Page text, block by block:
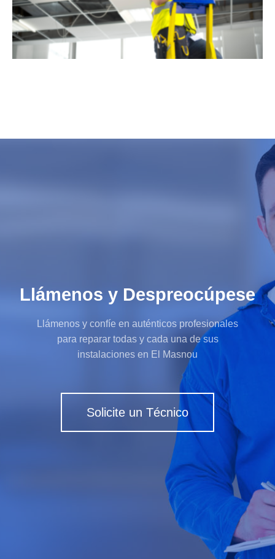
Llámenos y Despreocúpese
Llámenos y confíe en auténticos profesionales
para reparar todas y cada una de sus
instalaciones en El Masnou
Solicite un Técnico